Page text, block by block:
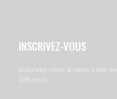
INSCRIVEZ-VOUS
Inscrivez-vous à notre Liste de
Diffusion